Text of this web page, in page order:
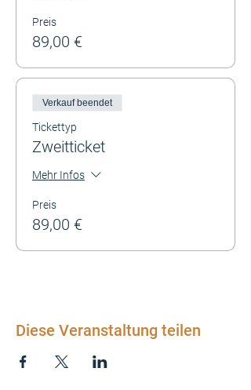
Preis
89,00 €
Verkauf beendet
Tickettyp
Zweitticket
Mehr Infos
Preis
89,00 €
Diese Veranstaltung teilen